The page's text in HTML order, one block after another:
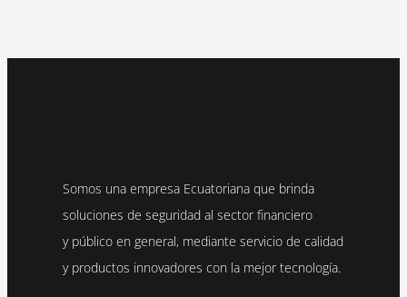
Somos una empresa Ecuatoriana que brinda
soluciones de seguridad al sector financiero
y público en general, mediante servicio de calidad
y productos innovadores con la mejor tecnología.